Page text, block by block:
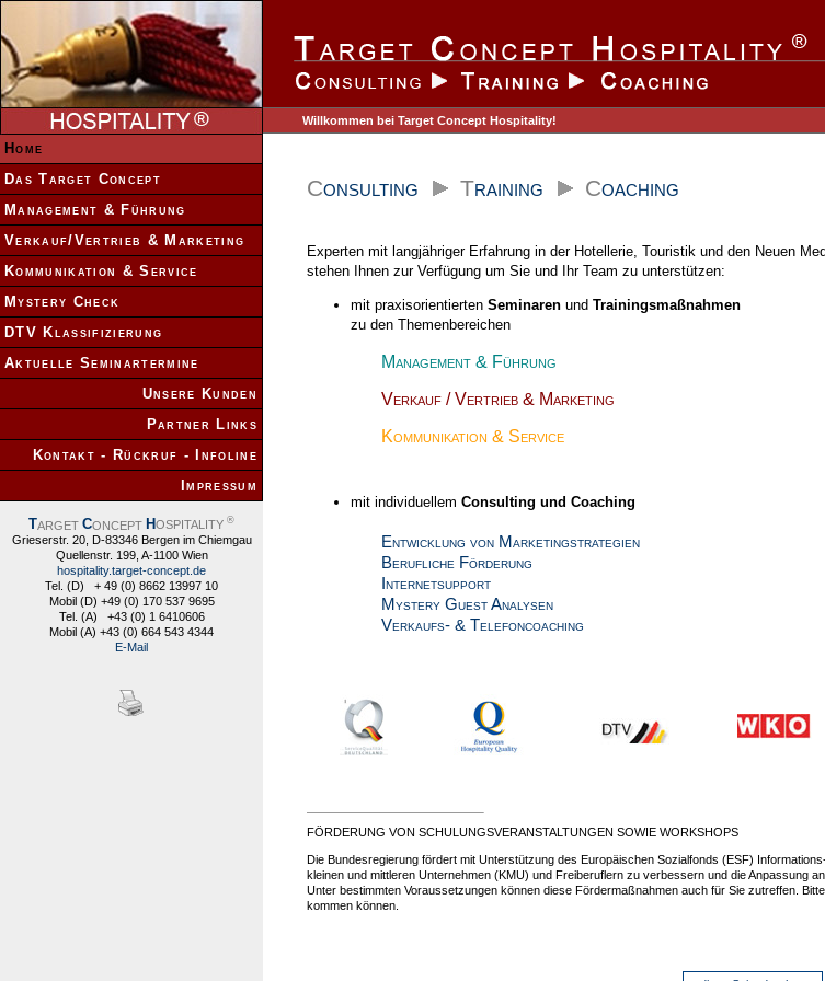
Consulting Training Coaching
Experten mit langjähriger Erfahrung in der Hotellerie, Touristik und den Neuen
stehen Ihnen zur Verfügung um Sie und Ihr Team zu unterstützen:
mit praxisorientierten Seminaren und Trainingsmaßnahmen
zu den Themenbereichen
Management & Führung
Verkauf / Vertrieb & Marketing
Kommunikation & Service
mit individuellem Consulting und Coaching
Entwicklung von Marketingstrategien
Berufliche Förderung
Internetsupport
Mystery Guest Analysen
Verkaufs- & Telefoncoaching
FÖRDERUNG VON SCHULUNGSVERANSTALTUNGEN SOWIE WORKSHOPS
Die Bundesregierung fördert mit Unterstützung des Europäischen Sozialfonds (ESF)
kleinen und mittleren Unternehmen (KMU) und Freiberuflern zu verbessern und die Anpassung
Unter bestimmten Voraussetzungen können diese Fördermaßnahmen auch für Sie zutreffen.
kommen können.
Willkommen bei Target Concept Hospitality!
Home
Das Target Concept
Management & Führung
Verkauf/Vertrieb & Marketing
Kommunikation & Service
Mystery Check
DTV Klassifizierung
Aktuelle Seminartermine
Unsere Kunden
Partner Links
Kontakt - Rückruf - Infoline
Impressum
TARGET CONCEPT HOSPITALITY ®
Grieserstr. 20, D-83346 Bergen im Chiemgau
Quellenstr. 199, A-1100 Wien
hospitality.target-concept.de
Tel. (D) + 49 (0) 8662 13997 10
Mobil (D) +49 (0) 170 537 9695
Tel. (A) +43 (0) 1 6410606
Mobil (A) +43 (0) 664 543 4344
E-Mail